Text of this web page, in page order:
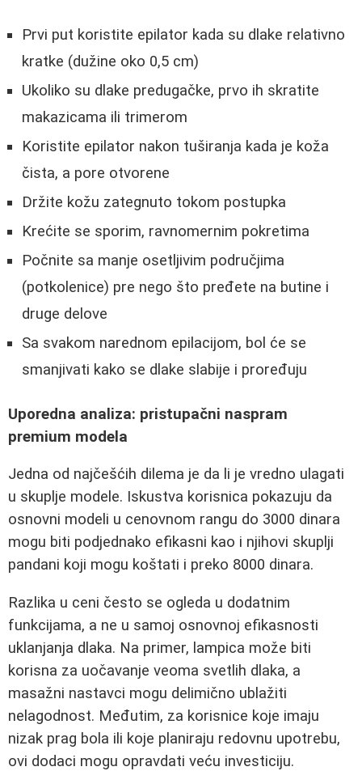
Prvi put koristite epilator kada su dlake relativno
kratke (dužine oko 0,5 cm)
Ukoliko su dlake predugačke, prvo ih skratite
makazicama ili trimerom
Koristite epilator nakon tuširanja kada je koža
čista, a pore otvorene
Držite kožu zategnuto tokom postupka
Krećite se sporim, ravnomernim pokretima
Počnite sa manje osetljivim područjima
(potkolenice) pre nego što pređete na butine i
druge delove
Sa svakom narednom epilacijom, bol će se
smanjivati kako se dlake slabije i proređuju
Uporedna analiza: pristupačni naspram
premium modela
Jedna od najčešćih dilema je da li je vredno ulagati
u skuplje modele. Iskustva korisnica pokazuju da
osnovni modeli u cenovnom rangu do 3000 dinara
mogu biti podjednako efikasni kao i njihovi skuplji
pandani koji mogu koštati i preko 8000 dinara.
Razlika u ceni često se ogleda u dodatnim
funkcijama, a ne u samoj osnovnoj efikasnosti
uklanjanja dlaka. Na primer, lampica može biti
korisna za uočavanje veoma svetlih dlaka, a
masažni nastavci mogu delimično ublažiti
nelagodnost. Međutim, za korisnice koje imaju
nizak prag bola ili koje planiraju redovnu upotrebu,
ovi dodaci mogu opravdati veću investiciju.